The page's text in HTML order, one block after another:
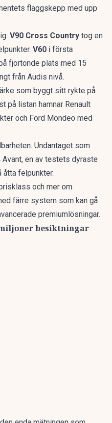
flaggskepp med upp
V90 Cross Country tog en
V60 i första
fjortonde plats med 15
från Audis nivå.
som byggt sitt rykte på
på listan hamnar Renault
och Ford Mondeo med
Undantaget som
Avant, en av testets dyraste
åtta felpunkter.
och mer om
färre system som kan gå
premiumlösningar.
besiktningar